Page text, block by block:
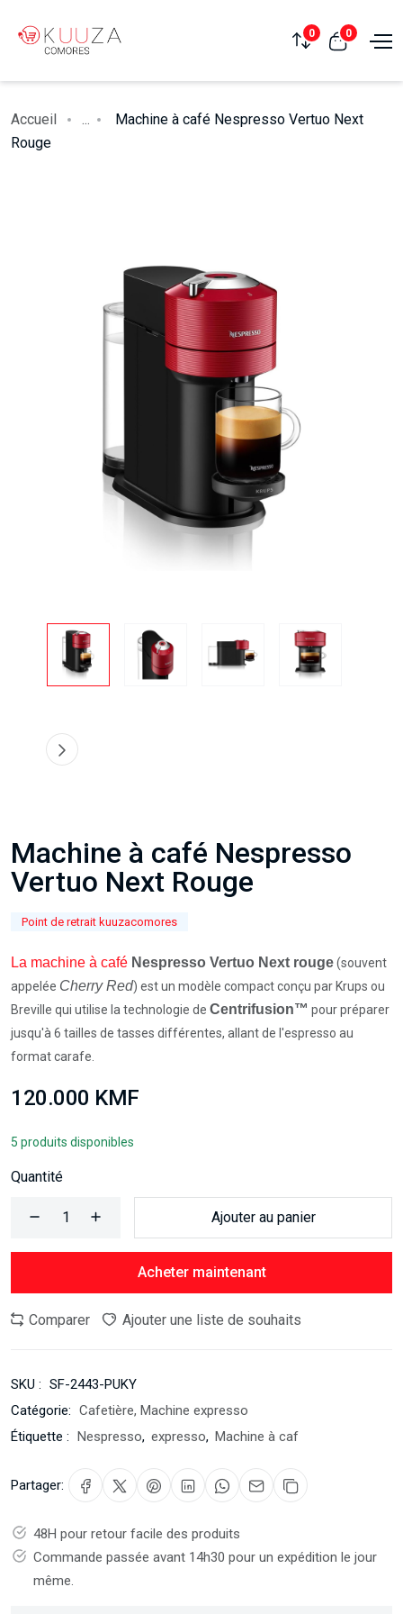
0 0
Accueil ...
Machine à café Nespresso Vertuo Next
Rouge
Machine à café Nespresso
Vertuo Next Rouge
Point de retrait kuuzacomores
La machine à café Nespresso Vertuo Next rouge(souvent
appelée Cherry Red) est un modèle compact conçu par Krups ou
Breville qui utilise la technologie de Centrifusion™ pour préparer
jusqu'à 6 tailles de tasses différentes, allant de l'espresso au
format carafe.
120.000 KMF
5 produits disponibles
Quantité
Ajouter au panier
Acheter maintenant
Comparer Ajouter une liste de souhaits
SKU : SF-2443-PUKY
Catégorie: Cafetière, Machine expresso
Étiquette : Nespresso, expresso, Machine à caf
Partager:
48H pour retour facile des produits
Commande passée avant 14h30 pour un expédition le jour
même.